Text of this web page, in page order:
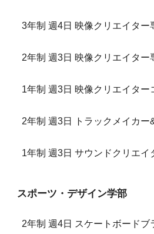
3年制 週4日 映像クリエイター
2年制 週3日 映像クリエイター
1年制 週3日 映像クリエイター
2年制 週3日 トラックメイカー
1年制 週3日 サウンドクリエイ
スポーツ・デザイン学部
2年制 週4日 スケートボードブ